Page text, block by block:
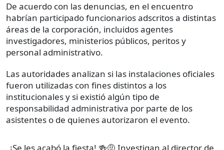
De acuerdo con las denuncias, en el encuentro
habrían participado funcionarios adscritos a distintas
áreas de la corporación, incluidos agentes
investigadores, ministerios públicos, peritos y
personal administrativo.
Las autoridades analizan si las instalaciones oficiales
fueron utilizadas con fines distintos a los
institucionales y si existió algún tipo de
responsabilidad administrativa por parte de los
asistentes o de quienes autorizaron el evento.